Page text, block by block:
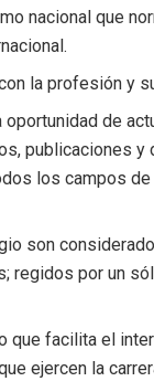
nacional que
la profesión y
de
publicaciones
los campos de
son
regidos por un
que facilita el
ejercen la